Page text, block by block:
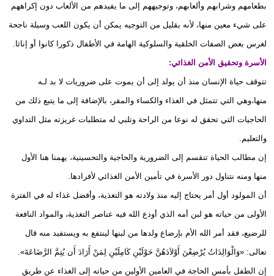
بطعامهم وشرابهم وألعابهم، وتوجيههم إلى ما يفيدهم من الألعاب دون إكراههم
على شيء معين منها، لأنه بقليل من التوجيه يمكن أن يكون اللعب وسيلة ناجحة
لغرس بعض الصفات الخلقية والسلوكية الهامة في الأطفال ذكورا كانوا أو إناثا.
الأسرة وتحقيق الأمن الغذائي:
تتوقف حياة الإنسان منذ أن يولد إلى أن يموت على ضروريات لا بد لـه
منها،وهي التي تتمثل في الغذاء والكساء والمقر، بالإضافة إلى ما يتبع ذلك من
الحاجيات التي تحقق له نوعا من الراحة وتلبي له متطلبات غريزته مثل التداوي
والتعليم.
إن مطالب الحياة تنقسم إلى الضرورية والحاجية والتحسينية، يهمنا هنا الأول
منها ومنه نتناول دور الأسرة في تأمين الأمن الغذائي لأفرادها.
أن المولود أول أمر يحتاج إليه منذ ولادته هو التغذية، وأفضل غذاء له في الفترة
الأولى من حياته هو لبن أمه الذي أودع الله فيه عناصر التغذية، والمواد النافعة
للرضيع، فقد أمر الله الأم بإرضاع ولدها من لبنها لينتفع به ويستفيد منه قال
تعالى: «وَالْوَالِدَاتُ يُرْضِعْنَ أَوْلاَدَهُنَّ حَوْلَيْنِ كَامِلَيْنِ لِمَنْ أَرَادَ أَن يُتِمَّ الرَّضَاعَةَ».
إن الطفل بأمس الحاجة في العامين الأولين من حياته إلى الغذاء عن طريق